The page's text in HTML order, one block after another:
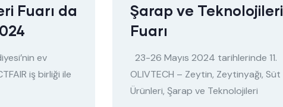
Fuarı da
ev
iş birliği ile
Şarap ve Teknolojileri
Fuarı
23-26 Mayıs 2024 tarihlerinde 11.
OLIVTECH – Zeytin, Zeytinyağı, Süt
Ürünleri, Şarap ve Teknolojileri